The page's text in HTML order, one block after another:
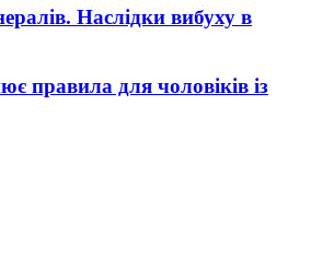
Наслідки вибуху в
правила для чоловіків із